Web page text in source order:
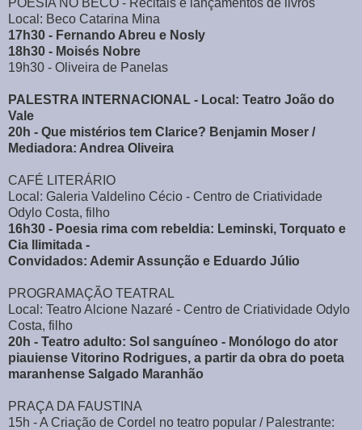
Local: Beco Catarina Mina
17h30 - Fernando Abreu e Nosly
18h30 - Moisés Nobre
19h30 - Oliveira de Panelas
PALESTRA INTERNACIONAL - Local: Teatro João do
Vale
20h - Que mistérios tem Clarice? Benjamin Moser /
Mediadora: Andrea Oliveira
CAFÉ LITERÁRIO
Local: Galeria Valdelino Cécio - Centro de Criatividade
Odylo Costa, filho
16h30 - Poesia rima com rebeldia: Leminski, Torquato e
Cia Ilimitada -
Convidados: Ademir Assunção e Eduardo Júlio
PROGRAMAÇÃO TEATRAL
Local: Teatro Alcione Nazaré - Centro de Criatividade Odylo
Costa, filho
20h - Teatro adulto: Sol sanguíneo - Monólogo do ator
piauiense Vitorino Rodrigues, a partir da obra do poeta
maranhense Salgado Maranhão
PRAÇA DA FAUSTINA
15h - A Criação de Cordel no teatro popular / Palestrante: